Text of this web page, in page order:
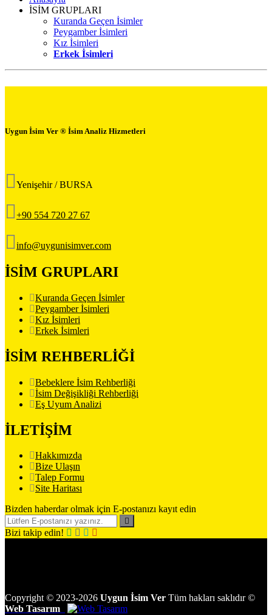
İSİM GRUPLARI
Kuranda Geçen İsimler
Peygamber İsimleri
Kız İsimleri
Erkek İsimleri
Uygun İsim Ver ® İsim Analiz Hizmetleri
Yenişehir / BURSA
+90 554 720 27 67
info@uygunisimver.com
İSİM GRUPLARI
Kuranda Geçen İsimler
Peygamber İsimleri
Kız İsimleri
Erkek İsimleri
İSİM REHBERLİĞİ
Bebeklere İsim Rehberliği
İsim Değişikliği Rehberliği
Eş Uyum Analizi
İLETİŞİM
Hakkımızda
Bize Ulaşın
Talep Formu
Site Haritası
Bizden haberdar olmak için E-postanızı kayıt edin
Bizi takip edin!
Copyright © 2023-2026 Uygun İsim Ver Tüm hakları saklıdır ©
Web Tasarım